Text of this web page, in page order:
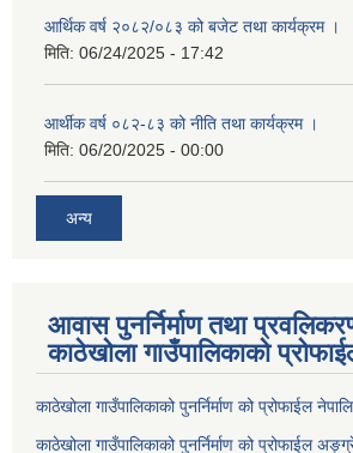
आर्थिक वर्ष २०८२/०८३ को बजेट तथा कार्यक्रम ।
मिति: 06/24/2025 - 17:42
आर्थीक वर्ष ०८२-८३ को नीति तथा कार्यक्रम ।
मिति: 06/20/2025 - 00:00
अन्य
आवास पुनर्निर्माण तथा
काठेखोला गाउँपालिकाको
काठेखोला गाउँपालिकाको पुनर्निर्माण को प्रोफाईल
काठेखोला गाउँपालिकाको पुनर्निर्माण को प्रोफाईल